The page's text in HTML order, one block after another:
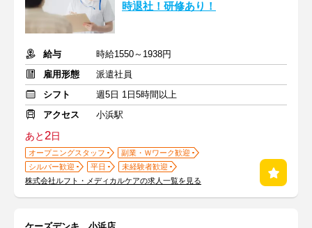
時退社！研修あり！
給与
時給1550～1938円
雇用形態
派遣社員
シフト
週5日 1日5時間以上
アクセス
小浜駅
あと2日
オープニングスタッフ
副業・Ｗワーク歓迎
シルバー歓迎
平日
未経験者歓迎
株式会社ルフト・メディカルケアの求人一覧を見る